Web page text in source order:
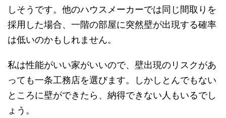
しそうです。他のハウスメーカーでは同じ間取りを
採用した場合、一階の部屋に突然壁が出現する確率
は低いのかもしれません。
私は性能がいい家がいいので、壁出現のリスクがあ
っても一条工務店を選びます。しかしとんでもない
ところに壁ができたら、納得できない人もいるでし
ょう。